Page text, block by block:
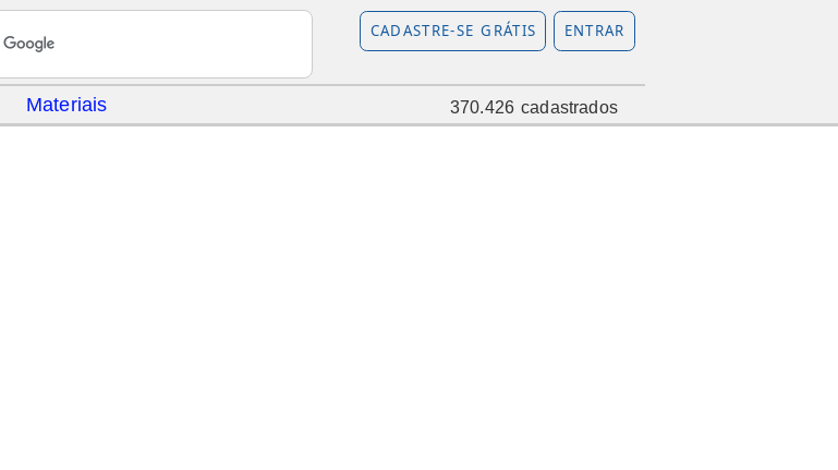
CADASTRE-SE GRÁTIS ENTRAR
Materiais 370.426 cadastrados